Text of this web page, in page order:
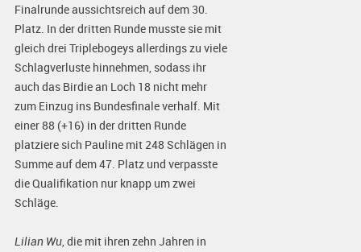
Finalrunde aussichtsreich auf dem 30.
Platz. In der dritten Runde musste sie mit
gleich drei Triplebogeys allerdings zu viele
Schlagverluste hinnehmen, sodass ihr
auch das Birdie an Loch 18 nicht mehr
zum Einzug ins Bundesfinale verhalf. Mit
einer 88 (+16) in der dritten Runde
platziere sich Pauline mit 248 Schlägen in
Summe auf dem 47. Platz und verpasste
die Qualifikation nur knapp um zwei
Schläge.
Lilian Wu, die mit ihren zehn Jahren in